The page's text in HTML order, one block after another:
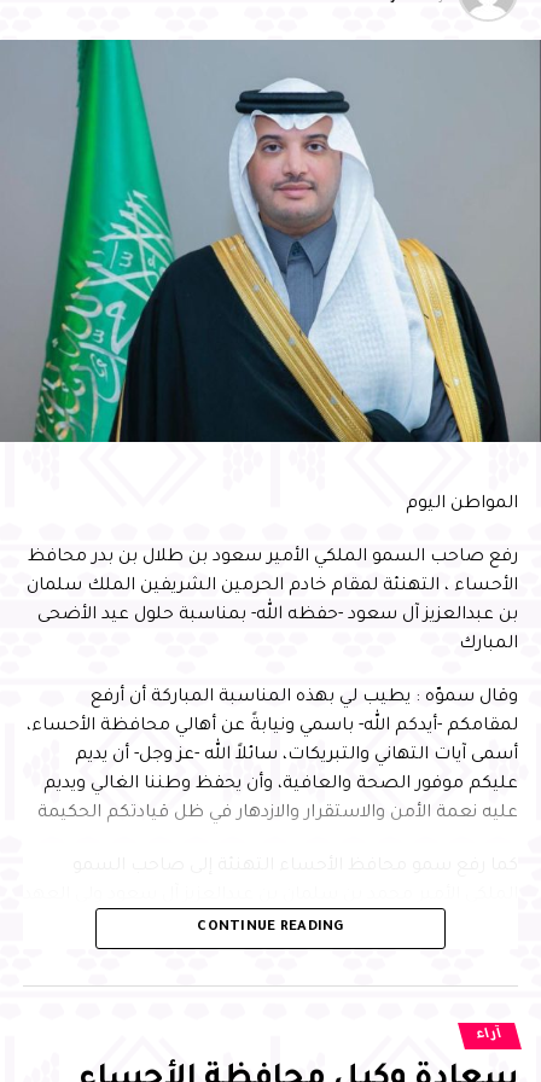
المواطن اليوم
رفع صاحب السمو الملكي الأمير سعود بن طلال بن بدر محافظ
الأحساء ، التهنئة لمقام خادم الحرمين الشريفين الملك سلمان
بن عبدالعزيز آل سعود -حفظه الله- بمناسبة حلول عيد الأضحى
المبارك
وقال سموّه : يطيب لي بهذه المناسبة المباركة أن أرفع
لمقامكم -أيدكم الله- باسمي ونيابةً عن أهالي محافظة الأحساء،
أسمى آيات التهاني والتبريكات، سائلاً الله -عز وجل- أن يديم
عليكم موفور الصحة والعافية، وأن يحفظ وطننا الغالي ويديم
عليه نعمة الأمن والاستقرار والازدهار في ظل قيادتكم الحكيمة
رئيس مجلس الوزراء -حفظه الله-، داعيًا الله تعالى أن يعيد هذه
المناسبة المباركة على سموّه بموفور الصحة والعافية، وعلى
الوطن بمزيد من التقدم والرخاء
ورفع سموّه التهنئة إلى صاحب السمو الملكي الأمير عبدالعزيز
بن سعود بن نايف بن عبدالعزيز آل سعود وزير الداخلية ، وإلى
CONTINUE READING
آراء